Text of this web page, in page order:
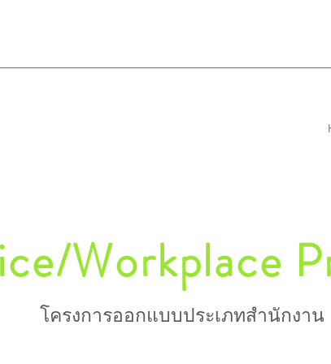
Workplace
โครงการออกแบบประเภทสำนักงาน